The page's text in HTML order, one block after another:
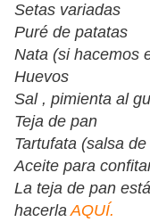
Setas variadas
Puré de patatas
Nata (si hacemos
Huevos
Sal , pimienta al
Teja de pan
Tartufata (salsa
Aceite para
La teja de pan
hacerlaAQUÍ.